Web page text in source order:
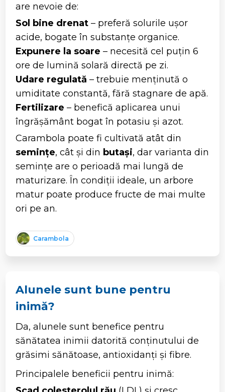
are nevoie de:
Sol bine drenat – preferă solurile ușor
acide, bogate în substanțe organice.
Expunere la soare – necesită cel puțin 6
ore de lumină solară directă pe zi.
Udare regulată – trebuie menținută o
umiditate constantă, fără stagnare de apă.
Fertilizare – benefică aplicarea unui
îngrășământ bogat în potasiu și azot.
Carambola poate fi cultivată atât din
semințe, cât și din butași, dar varianta din
semințe are o perioadă mai lungă de
maturizare. În condiții ideale, un arbore
matur poate produce fructe de mai multe
ori pe an.
Carambola
Alunele sunt bune pentru
inimă?
Da, alunele sunt benefice pentru
sănătatea inimii datorită conținutului de
grăsimi sănătoase, antioxidanți și fibre.
Principalele beneficii pentru inimă: